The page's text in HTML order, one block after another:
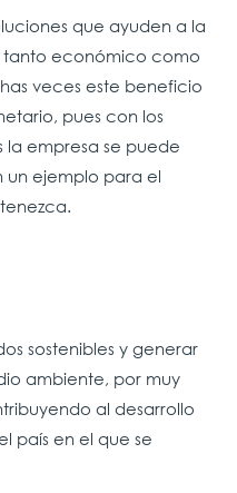
que ayuden a la
tanto económico como
veces este beneficio
pues con los
la empresa se puede
un ejemplo para el
sostenibles y generar
ambiente, por muy
al desarrollo
país en el que se